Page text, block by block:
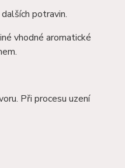
potravin.
vhodné aromatické
Při procesu uzení